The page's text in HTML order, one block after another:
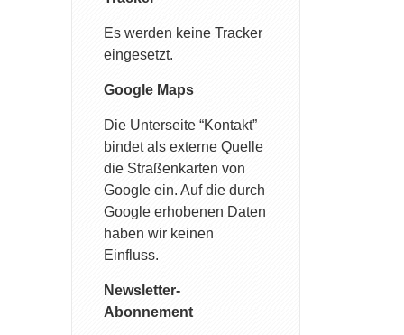
Es werden keine Tracker
eingesetzt.
Google Maps
Die Unterseite “Kontakt”
bindet als externe Quelle
die Straßenkarten von
Google ein. Auf die durch
Google erhobenen Daten
haben wir keinen
Einfluss.
Newsletter-
Abonnement